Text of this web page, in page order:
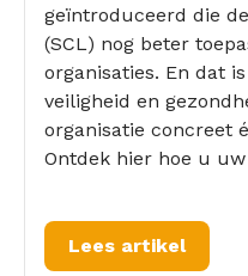
geïntroduceerd die
(SCL) nog beter
organisaties. En dat
veiligheid en
organisatie concreet
Ontdek hier hoe u
Lees artikel